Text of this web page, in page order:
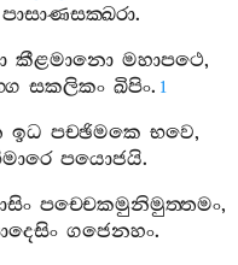
පාසාණසක‍්ඛරා.
කීළමානො මහාපථෙ,
සකලිකං ඛිපිං. 1
ඉධ පච‍්ඡිමකෙ භවෙ,
පයොජයි.
පච‍්චෙකමුනිමුත‍්තමං,
ගජෙනහං.